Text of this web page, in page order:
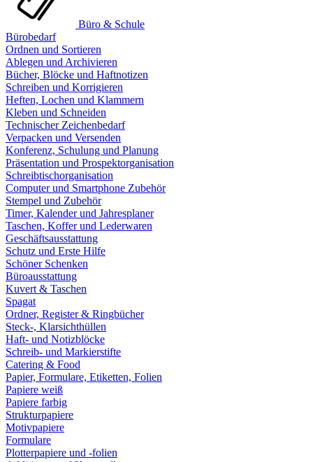
Büro & Schule
Bürobedarf
Ordnen und Sortieren
Ablegen und Archivieren
Bücher, Blöcke und Haftnotizen
Schreiben und Korrigieren
Heften, Lochen und Klammern
Kleben und Schneiden
Technischer Zeichenbedarf
Verpacken und Versenden
Konferenz, Schulung und Planung
Präsentation und Prospektorganisation
Schreibtischorganisation
Computer und Smartphone Zubehör
Stempel und Zubehör
Timer, Kalender und Jahresplaner
Taschen, Koffer und Lederwaren
Geschäftsausstattung
Schutz und Erste Hilfe
Schöner Schenken
Büroausstattung
Kuvert & Taschen
Spagat
Ordner, Register & Ringbücher
Steck-, Klarsichthüllen
Haft- und Notizblöcke
Schreib- und Markierstifte
Catering & Food
Papier, Formulare, Etiketten, Folien
Papiere weiß
Papiere farbig
Strukturpapiere
Motivpapiere
Formulare
Plotterpapiere und -folien